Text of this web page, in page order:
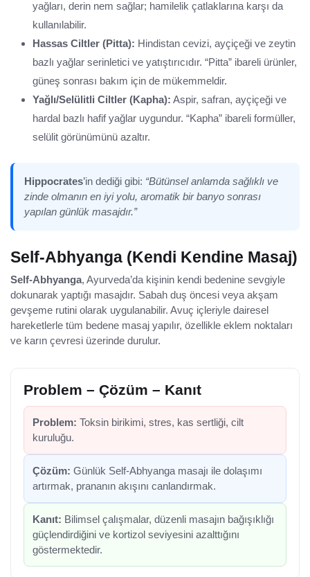
yağları, derin nem sağlar; hamilelik çatlaklarına karşı da
kullanılabilir.
Hassas Ciltler (Pitta): Hindistan cevizi, ayçiçeği ve zeytin
bazlı yağlar serinletici ve yatıştırıcıdır. “Pitta” ibareli ürünler,
güneş sonrası bakım için de mükemmeldir.
Yağlı/Selülitli Ciltler (Kapha): Aspir, safran, ayçiçeği ve
hardal bazlı hafif yağlar uygundur. “Kapha” ibareli formüller,
selülit görünümünü azaltır.
Hippocrates’in dediği gibi: “Bütünsel anlamda sağlıklı ve
zinde olmanın en iyi yolu, aromatik bir banyo sonrası
yapılan günlük masajdır.”
Self-Abhyanga (Kendi Kendine Masaj)
Self-Abhyanga, Ayurveda’da kişinin kendi bedenine sevgiyle
dokunarak yaptığı masajdır. Sabah duş öncesi veya akşam
gevşeme rutini olarak uygulanabilir. Avuç içleriyle dairesel
hareketlerle tüm bedene masaj yapılır, özellikle eklem noktaları
ve karın çevresi üzerinde durulur.
Problem – Çözüm – Kanıt
Problem: Toksin birikimi, stres, kas sertliği, cilt
kuruluğu.
Çözüm: Günlük Self-Abhyanga masajı ile dolaşımı
artırmak, prananın akışını canlandırmak.
Kanıt: Bilimsel çalışmalar, düzenli masajın bağışıklığı
güçlendirdiğini ve kortizol seviyesini azalttığını
göstermektedir.